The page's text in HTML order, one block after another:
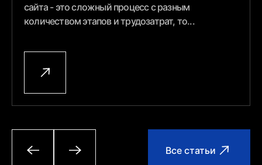
сайта - это сложный процесс с разным
количеством этапов и трудозатрат, то...
Все статьи